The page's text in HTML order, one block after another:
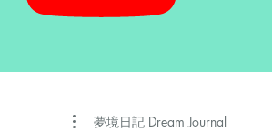
夢境日記 Dream Journal